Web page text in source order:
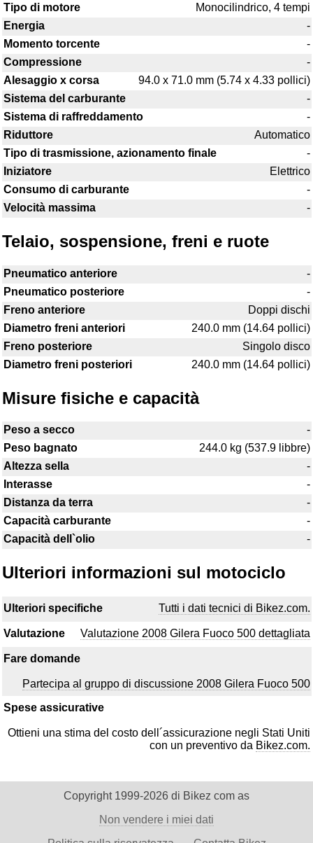
Tipo di motore
Monocilindrico, 4 tempi
Energia
-
Momento torcente
-
Compressione
-
Alesaggio x corsa
94.0 x 71.0 mm (5.74 x 4.33 pollici)
Sistema del carburante
-
Sistema di raffreddamento
-
Riduttore
Automatico
Tipo di trasmissione, azionamento finale
-
Iniziatore
Elettrico
Consumo di carburante
-
Velocità massima
-
Telaio, sospensione, freni e ruote
Pneumatico anteriore
-
Pneumatico posteriore
-
Freno anteriore
Doppi dischi
Diametro freni anteriori
240.0 mm (14.64 pollici)
Freno posteriore
Singolo disco
Diametro freni posteriori
240.0 mm (14.64 pollici)
Misure fisiche e capacità
Peso a secco
-
Peso bagnato
244.0 kg (537.9 libbre)
Altezza sella
-
Interasse
-
Distanza da terra
-
Capacità carburante
-
Capacità dell`olio
-
Ulteriori informazioni sul motociclo
Ulteriori specifiche Tutti i dati tecnici di Bikez.com.
Valutazione Valutazione 2008 Gilera Fuoco 500 dettagliata
Fare domande
Partecipa al gruppo di discussione 2008 Gilera Fuoco 500
Spese assicurative
Ottieni una stima del costo dell´assicurazione negli Stati Uniti
con un preventivo da Bikez.com.
Copyright 1999-2026 di Bikez com as
Non vendere i miei dati